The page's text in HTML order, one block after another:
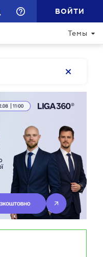
ВОЙТИ
Темы